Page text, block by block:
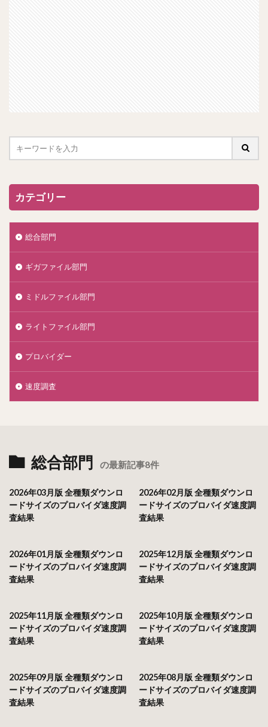
カテゴリー
総合部門
ギガファイル部門
ミドルファイル部門
ライトファイル部門
プロバイダー
速度調査
総合部門 の最新記事8件
2026年03月版 全種類ダウンロ
ードサイズのプロバイダ速度調
査結果
2026年02月版 全種類ダウンロ
ードサイズのプロバイダ速度調
査結果
2026年01月版 全種類ダウンロ
ードサイズのプロバイダ速度調
査結果
2025年12月版 全種類ダウンロ
ードサイズのプロバイダ速度調
査結果
2025年11月版 全種類ダウンロ
ードサイズのプロバイダ速度調
査結果
2025年10月版 全種類ダウンロ
ードサイズのプロバイダ速度調
査結果
2025年09月版 全種類ダウンロ
ードサイズのプロバイダ速度調
査結果
2025年08月版 全種類ダウンロ
ードサイズのプロバイダ速度調
査結果